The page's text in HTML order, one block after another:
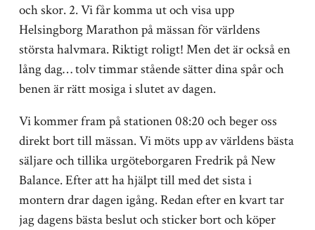
och skor. 2. Vi får komma ut och visa upp
Helsingborg Marathon på mässan för världens
största halvmara. Riktigt roligt! Men det är också en
lång dag… tolv timmar stående sätter dina spår och
benen är rätt mosiga i slutet av dagen.
Vi kommer fram på stationen 08:20 och beger oss
direkt bort till mässan. Vi möts upp av världens bästa
säljare och tillika urgöteborgaren Fredrik på New
Balance. Efter att ha hjälpt till med det sista i
montern drar dagen igång. Redan efter en kvart tar
jag dagens bästa beslut och sticker bort och köper